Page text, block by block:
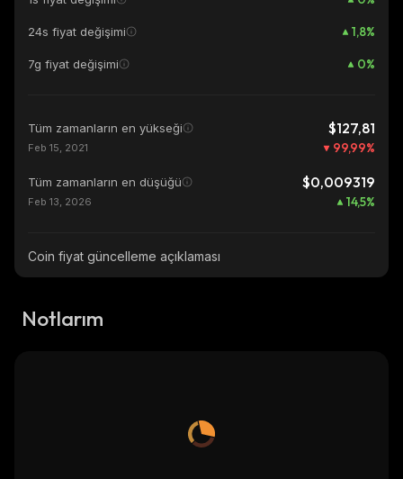
24s fiyat değişimi 1,8%
7g fiyat değişimi 0%
Tüm zamanların en yükseği $127,81
Feb 15, 2021 99,99%
Tüm zamanların en düşüğü $0,009319
Feb 13, 2026 14,5%
Coin fiyat güncelleme açıklaması
Notlarım